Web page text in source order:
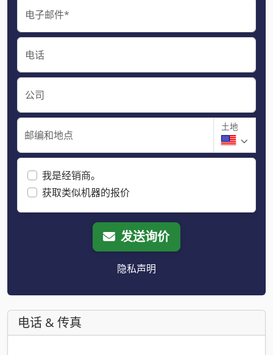
电子邮件*
电话
公司
邮编和地点
土地
我是经销商。
获取类似机器的报价
发送询价
隐私声明
电话 & 传真